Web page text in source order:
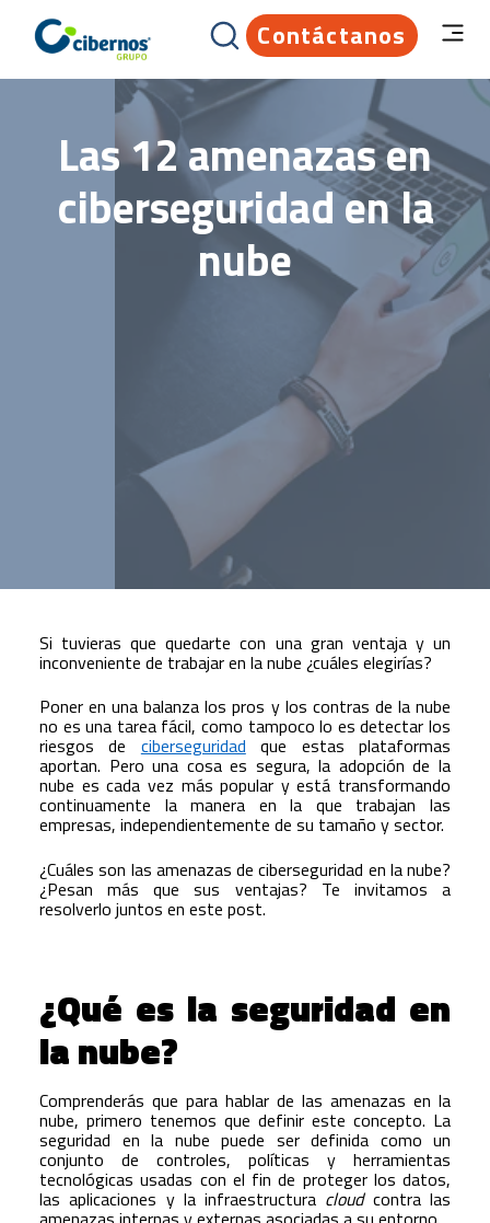
Contáctanos
Las 12 amenazas en
ciberseguridad en la
nube
Si tuvieras que quedarte con una gran ventaja y un
inconveniente de trabajar en la nube ¿cuáles elegirías?
Poner en una balanza los pros y los contras de la nube
no es una tarea fácil, como tampoco lo es detectar los
riesgos de ciberseguridad que estas plataformas
aportan. Pero una cosa es segura, la adopción de la
nube es cada vez más popular y está transformando
continuamente la manera en la que trabajan las
empresas, independientemente de su tamaño y sector.
¿Cuáles son las amenazas de ciberseguridad en la nube?
¿Pesan más que sus ventajas? Te invitamos a
resolverlo juntos en este post.
¿Qué es la seguridad en
la nube?
Comprenderás que para hablar de las amenazas en la
nube, primero tenemos que definir este concepto. La
seguridad en la nube puede ser definida como un
conjunto de controles, políticas y herramientas
tecnológicas usadas con el fin de proteger los datos,
las aplicaciones y la infraestructura cloudcontra las